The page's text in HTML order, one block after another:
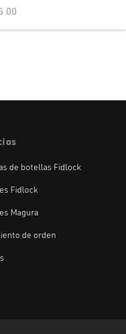
de botellas Fidlock
Fidlock
Magura
de orden